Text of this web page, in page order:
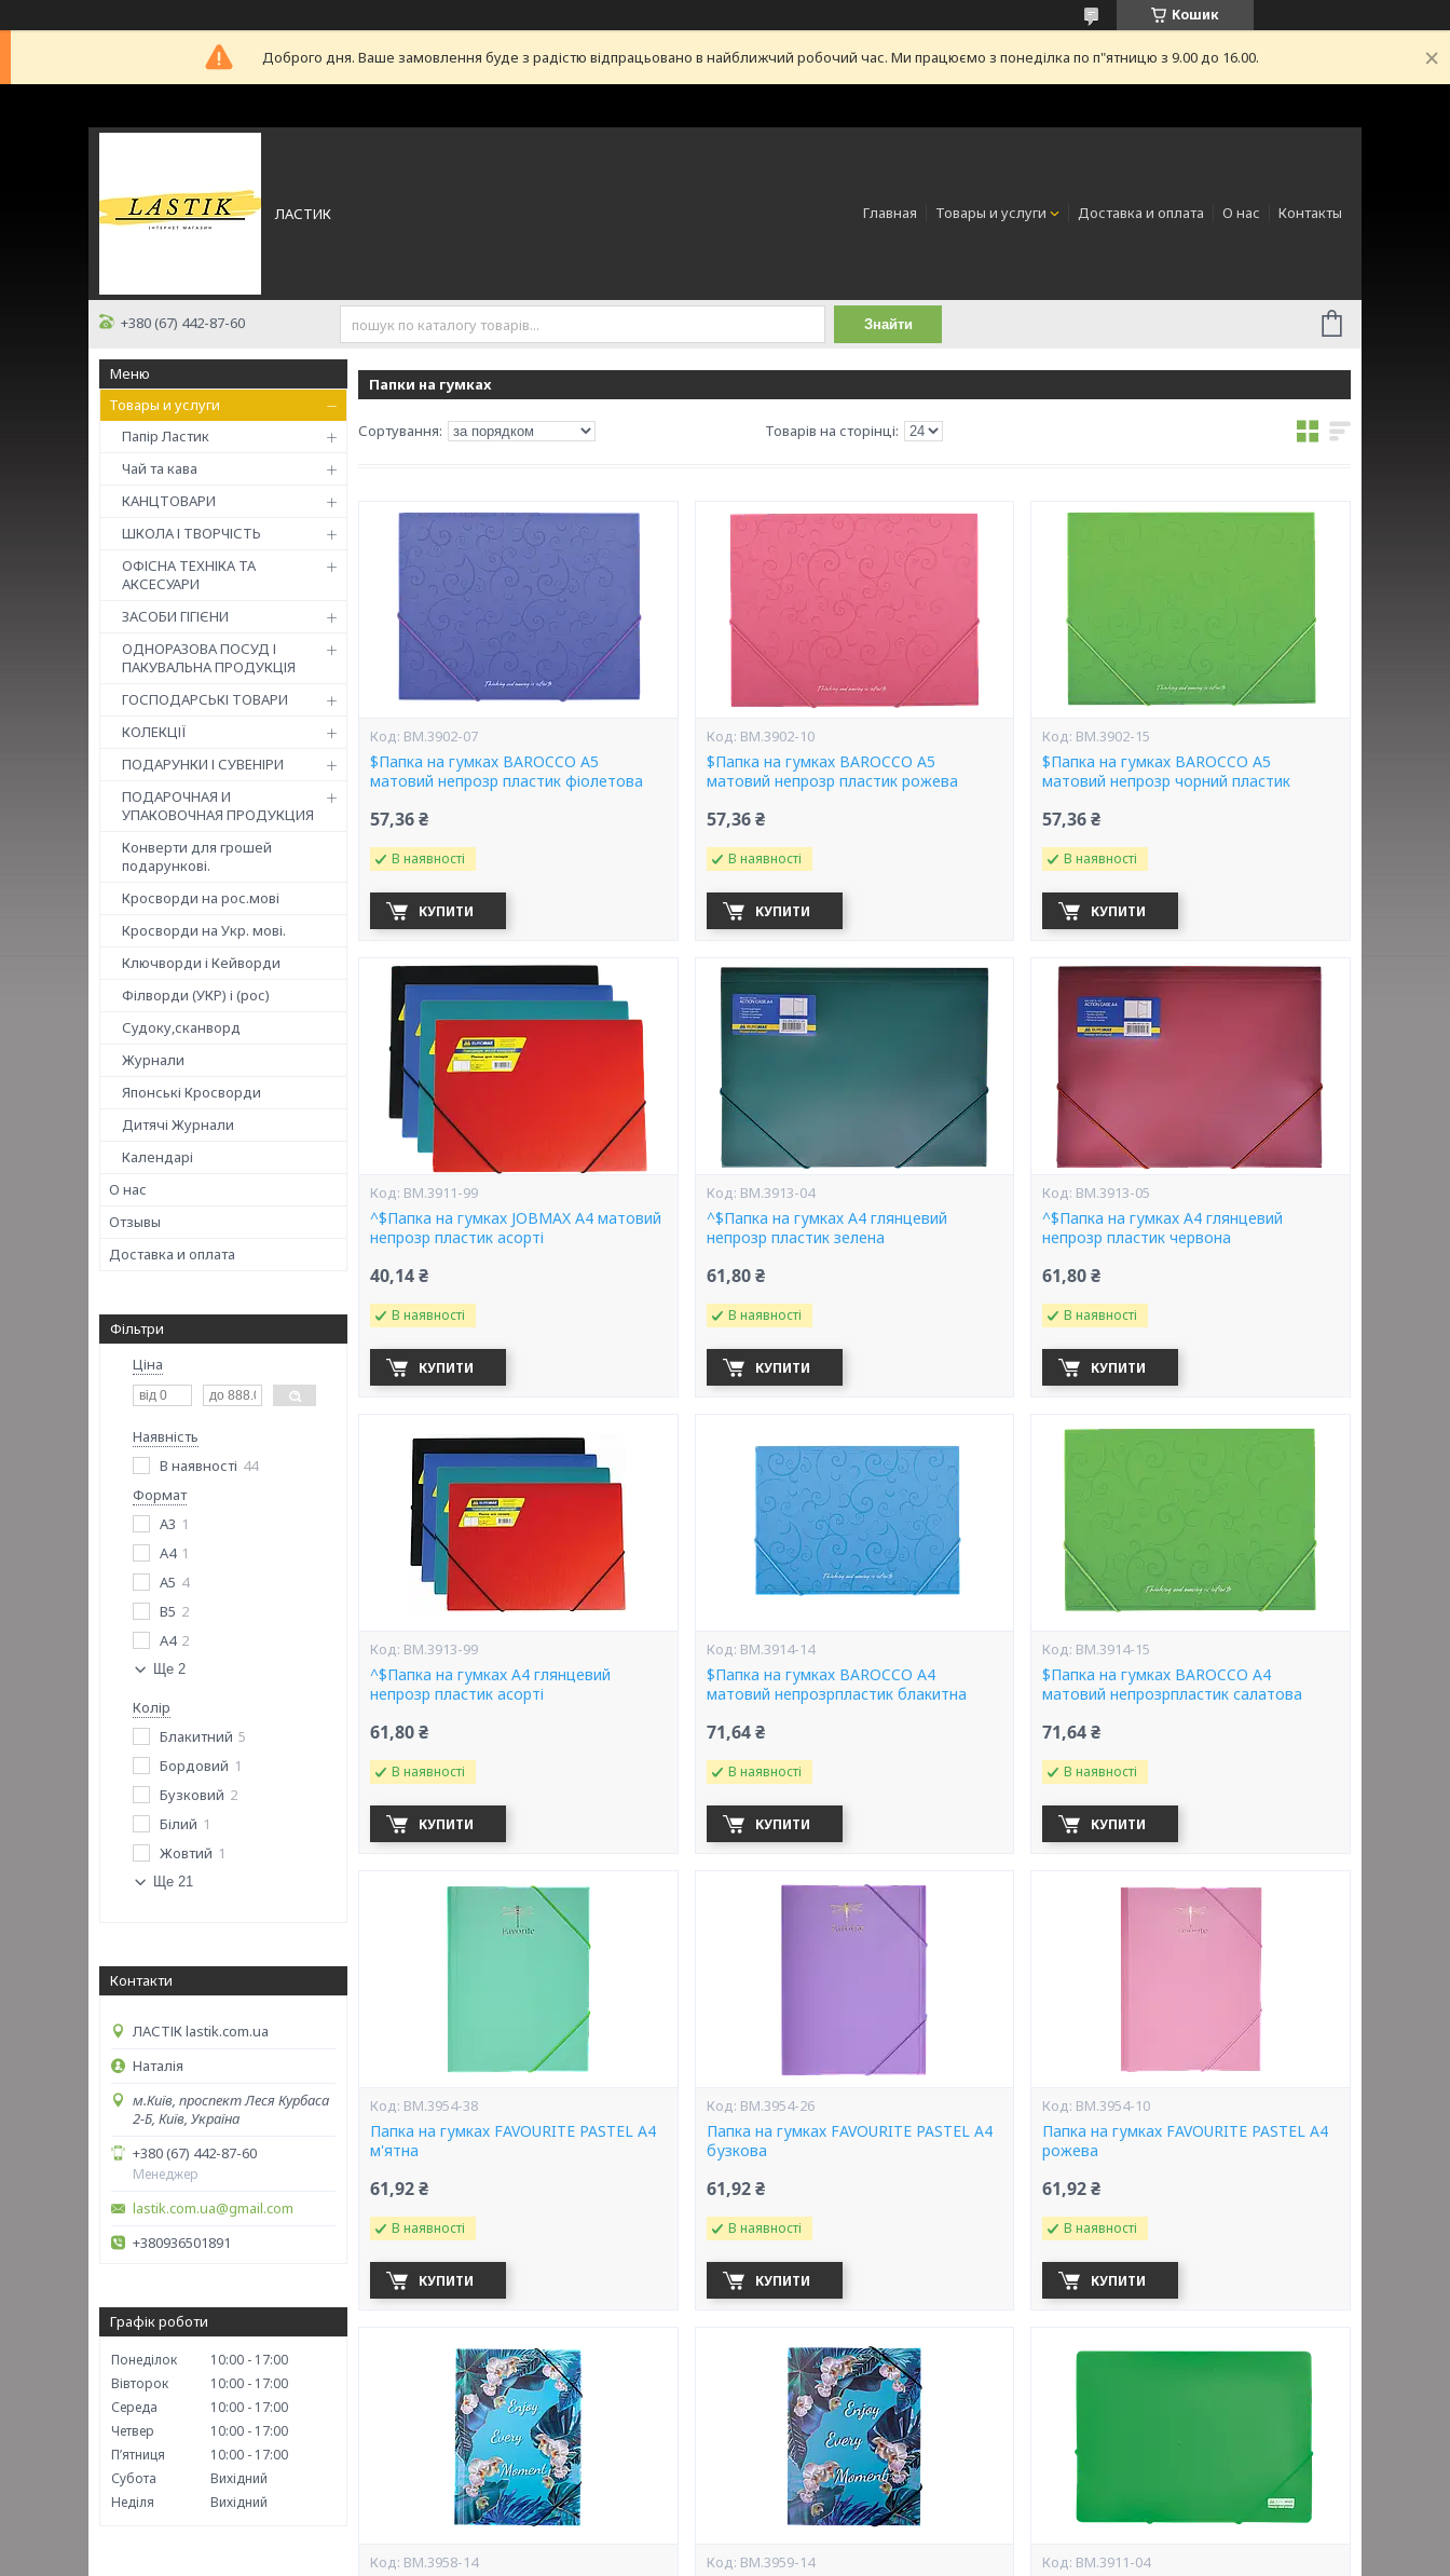
Кошик
Доброго дня. Ваше замовлення буде з радістю відпрацьовано в найближчий робочий час. Ми працюємо з понеділка по п"ятницю з 9.00 до 16.00.
ЛАСТИК Главная Товары и услуги Доставка и оплата О нас Контакты
+380 (67) 442-87-60 Знайти
Товары и услуги
Папір Ластик
Чай та кава
КАНЦТОВАРИ
ШКОЛА І ТВОРЧІСТЬ
ОФІСНА ТЕХНІКА ТА
АКСЕСУАРИ
ЗАСОБИ ГІГІЄНИ
ОДНОРАЗОВА ПОСУД І
ПАКУВАЛЬНА ПРОДУКЦІЯ
ГОСПОДАРСЬКІ ТОВАРИ
КОЛЕКЦІЇ
ПОДАРУНКИ І СУВЕНІРИ
ПОДАРОЧНАЯ И
УПАКОВОЧНАЯ ПРОДУКЦИЯ
Конверти для грошей
подарункові.
Кросворди на рос.мові
Кросворди на Укр. мові.
Ключворди і Кейворди
Філворди (УКР) і (рос)
Судоку,сканворд
Журнали
Японські Кросворди
Дитячі Журнали
Календарі
О нас
Отзывы
Доставка и оплата
Фільтри
Ціна
Наявність
В наявності 44
Формат
A3 1
A4 1
A5 4
B5 2
А4 2
Ще 2
Колір
Блакитний 5
Бордовий 1
Бузковий 2
Білий 1
Жовтий 1
Ще 21
Контакти
ЛАСТІК lastik.com.ua
Наталія
м.Київ, проспект Леся Курбаса
2-Б, Київ, Україна
+380 (67) 442-87-60
Менеджер
lastik.com.ua@gmail.com
+380936501891
Графік роботи
Понеділок 10:00
17:00
Вівторок
10:00
17:00
Середа
10:00
17:00
Четвер
10:00
17:00
Пʼятниця
10:00
17:00
Субота
Вихідний
Неділя
Вихідний
Папки на гумках
BM.3902-07
$Папка на гумках BAROCCO А5
матовий непрозр пластик фіолетова
57,36 ₴
В наявності
КУПИТИ
BM.3902-10
$Папка на гумках BAROCCO А5
матовий непрозр пластик рожева
57,36 ₴
В наявності
КУПИТИ
BM.3902-15
$Папка на гумках BAROCCO А5
матовий непрозр чорний пластик
57,36 ₴
В наявності
КУПИТИ
BM.3911-99
^$Папка на гумках JOBMAX А4 матовий
непрозр пластик асорті
40,14 ₴
В наявності
КУПИТИ
BM.3913-04
^$Папка на гумках А4 глянцевий
непрозр пластик зелена
61,80 ₴
В наявності
КУПИТИ
BM.3913-05
^$Папка на гумках А4 глянцевий
непрозр пластик червона
61,80 ₴
В наявності
КУПИТИ
BM.3913-99
^$Папка на гумках А4 глянцевий
непрозр пластик асорті
61,80 ₴
В наявності
КУПИТИ
BM.3914-14
$Папка на гумках BAROCCO А4
матовий непрозрпластик блакитна
71,64 ₴
В наявності
КУПИТИ
BM.3914-15
$Папка на гумках BAROCCO А4
матовий непрозрпластик салатова
71,64 ₴
В наявності
КУПИТИ
BM.3954-38
Папка на гумках FAVOURITE PASTEL А4
м'ятна
61,92 ₴
В наявності
КУПИТИ
BM.3954-26
Папка на гумках FAVOURITE PASTEL А4
бузкова
61,92 ₴
В наявності
КУПИТИ
BM.3954-10
Папка на гумках FAVOURITE PASTEL А4
рожева
61,92 ₴
В наявності
КУПИТИ
BM.3958-14 BM.3959-14 BM.3911-04